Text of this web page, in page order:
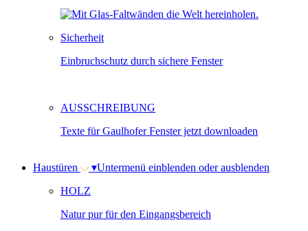
Sicherheit
Einbruchschutz durch sichere Fenster
AUSSCHREIBUNG
Texte für Gaulhofer Fenster jetzt downloaden
Haustüren ▾Untermenü einblenden oder ausblenden
HOLZ
Natur pur für den Eingangsbereich